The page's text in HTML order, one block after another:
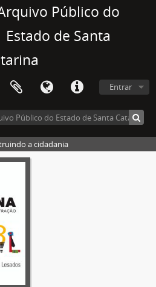
Público do
Estado de Santa
Entrar
a cidadania